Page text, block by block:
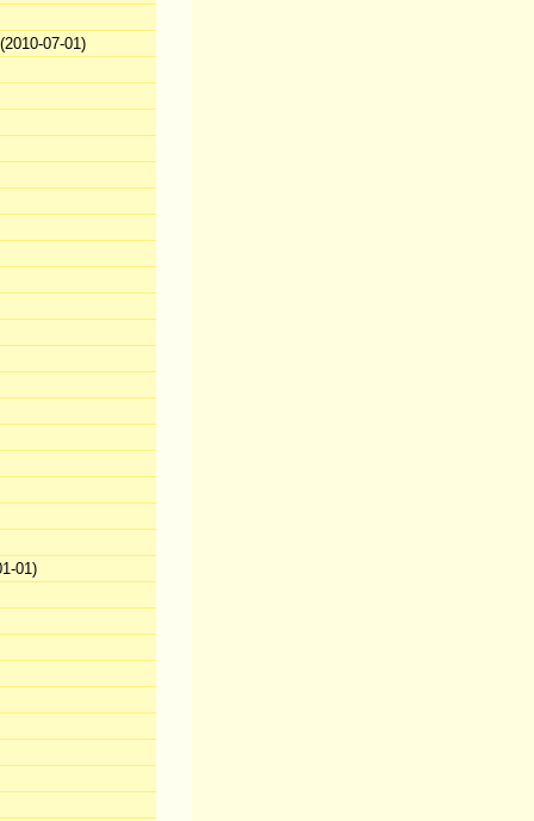
(2010-07-01)
01)